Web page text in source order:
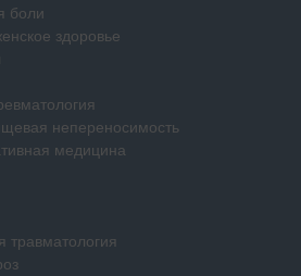
боли
здоровье
непереносимость
медицина
травматология